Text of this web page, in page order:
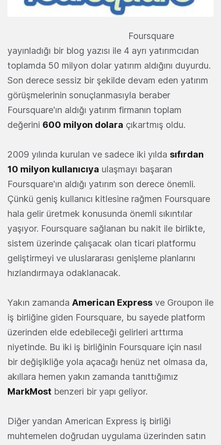
Foursquare
yayınladığı bir blog yazısı ile 4 ayrı yatırımcıdan
toplamda 50 milyon dolar yatırım aldığını duyurdu.
Son derece sessiz bir şekilde devam eden yatırım
görüşmelerinin sonuçlanmasıyla beraber
Foursquare'ın aldığı yatırım firmanın toplam
değerini 600 milyon dolara çıkartmış oldu.
2009 yılında kurulan ve sadece iki yılda sıfırdan
10 milyon kullanıcıya ulaşmayı başaran
Foursquare'ın aldığı yatırım son derece önemli.
Çünkü geniş kullanıcı kitlesine rağmen Foursquare
hala gelir üretmek konusunda önemli sıkıntılar
yaşıyor. Foursquare sağlanan bu nakit ile birlikte,
sistem üzerinde çalışacak olan ticari platformu
geliştirmeyi ve uluslararası genişleme planlarını
hızlandırmaya odaklanacak.
Yakın zamanda American Express ve Groupon ile
iş birliğine giden Foursquare, bu sayede platform
üzerinden elde edebileceği gelirleri arttırma
niyetinde. Bu iki iş birliğinin Foursquare için nasıl
bir değişikliğe yola açacağı henüz net olmasa da,
akıllara hemen yakın zamanda tanıttığımız
MarkMost benzeri bir yapı geliyor.
Diğer yandan American Express iş birliği
muhtemelen doğrudan uygulama üzerinden satın